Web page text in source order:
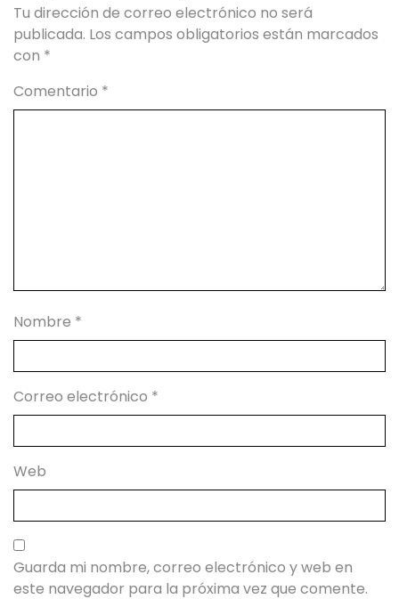
Tu dirección de correo electrónico no será
publicada. Los campos obligatorios están marcados
con *
Comentario *
Nombre *
Correo electrónico *
Web
Guarda mi nombre, correo electrónico y web en
este navegador para la próxima vez que comente.